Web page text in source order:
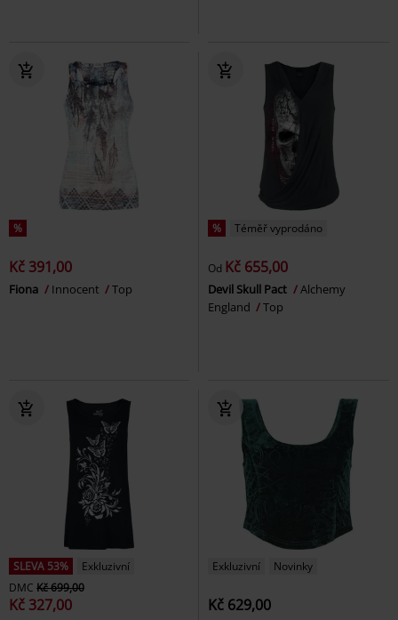
%
Kč 391,00
Fiona Innocent Top
% Téměř vyprodáno
Od Kč 655,00
Devil Skull Pact
Alchemy
England
Top
SLEVA 53%
Exkluzivní
DMC Kč 699,00
Kč 327,00
Exkluzivní Novinky
Kč 629,00